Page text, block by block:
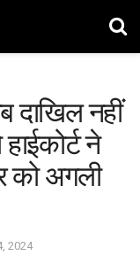
दाखिल नहीं
ने
को अगली
2024